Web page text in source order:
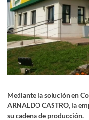
Mediante la solución en
ARNALDO CASTRO, la
su cadena de producción.